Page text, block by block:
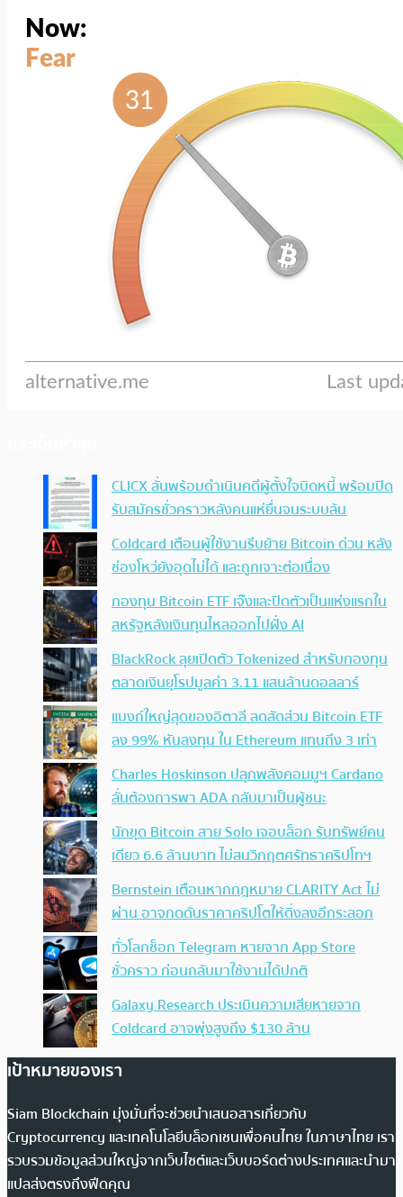
CLICX ลั่นพร้อมดำเนินคดีผู้ตั้งใจบิดหนี้ พร้อมปิด
รับสมัครชั่วคราวหลังคนแห่ยื่นจนระบบล้น
Coldcard เตือนผู้ใช้งานรีบย้าย Bitcoin ด่วน หลัง
ช่องโหว่ยังอุดไม่ได้ และถูกเจาะต่อเนื่อง
กองทุน Bitcoin ETF เจ๊งและปิดตัวเป็นแห่งแรกใน
สหรัฐหลังเงินทุนไหลออกไปฝั่ง AI
BlackRock ลุยเปิดตัว Tokenized สำหรับกองทุน
ตลาดเงินยุโรปมูลค่า 3.11 แสนล้านดอลลาร์
แบงก์ใหญ่สุดของอิตาลี ลดสัดส่วน Bitcoin ETF
ลง 99% หันลงทุน ใน Ethereum แทนถึง 3 เท่า
Charles Hoskinson ปลุกพลังคอมมูฯ Cardano
ลั่นต้องการพา ADA กลับมาเป็นผู้ชนะ
นักขุด Bitcoin สาย Solo เจอบล็อก รับทรัพย์คน
เดียว 6.6 ล้านบาท ไม่สนวิกฤตศรัทธาคริปโทฯ
Bernstein เตือนหากกฎหมาย CLARITY Act ไม่
ผ่าน อาจกดดันราคาคริปโตให้ดิ่งลงอีกระลอก
ทั่วโลกช็อก Telegram หายจาก App Store
ชั่วคราว ก่อนกลับมาใช้งานได้ปกติ
Galaxy Research ประเมินความเสียหายจาก
Coldcard อาจพุ่งสูงถึง $130 ล้าน
เป้าหมายของเรา
Siam Blockchain มุ่งมั่นที่จะช่วยนำเสนอสารเกี่ยวกับ
Cryptocurrency และเทคโนโลยีบล็อกเชนเพื่อคนไทย ในภาษาไทย เรา
รวบรวมข้อมูลส่วนใหญ่จากเว็บไซต์และเว็บบอร์ดต่างประเทศและนำมา
แปลส่งตรงถึงฟีดคุณ